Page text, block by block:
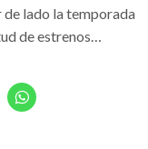
lado la temporada
de estrenos…